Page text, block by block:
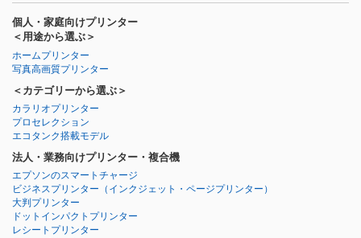
個人・家庭向けプリンター
＜用途から選ぶ＞
ホームプリンター
写真高画質プリンター
＜カテゴリーから選ぶ＞
カラリオプリンター
プロセレクション
エコタンク搭載モデル
法人・業務向けプリンター・複合機
エプソンのスマートチャージ
ビジネスプリンター （インクジェット・ページプリンター）
大判プリンター
ドットインパクトプリンター
レシートプリンター